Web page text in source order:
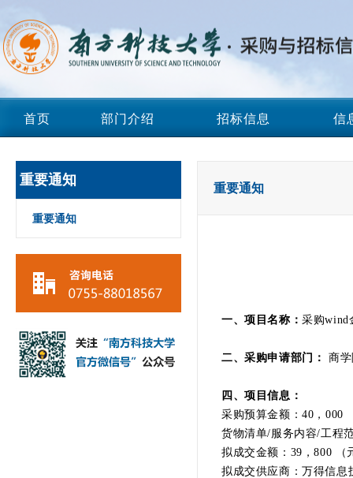
首页 部门介绍 招标信息 信
重要通知
重要通知
重要通知
一、项目名称：采购wind
二、采购申请部门： 商
四、项目信息：
采购预算金额：40，000
货物清单/服务内容/工
拟成交金额：39，800 （
拟成交供应商：万得信